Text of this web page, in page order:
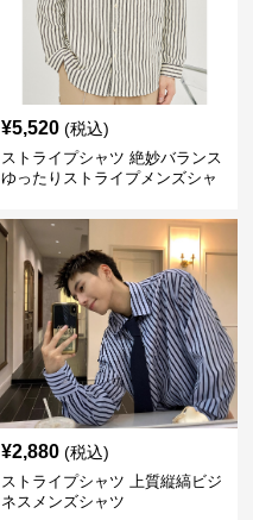
¥5,520 (税込)
ストライプシャツ 絶妙バランス
ゆったりストライプメンズシャ
¥2,880 (税込)
ストライプシャツ 上質縦縞ビジ
ネスメンズシャツ